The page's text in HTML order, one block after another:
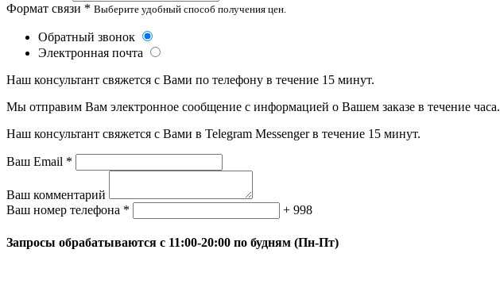
Формат связи * Выберите удобный способ получения цен.
Обратный звонок
Электронная почта
Наш консультант свяжется с Вами по телефону в течение 15 минут.
Мы отправим Вам электронное сообщение с информацией о Вашем заказе в течение часа.
Наш консультант свяжется с Вами в Telegram Messenger в течение 15 минут.
Ваш Email *
Ваш комментарий
Ваш номер телефона *
+ 998
Запросы обрабатываются с 11:00-20:00 по будням (Пн-Пт)